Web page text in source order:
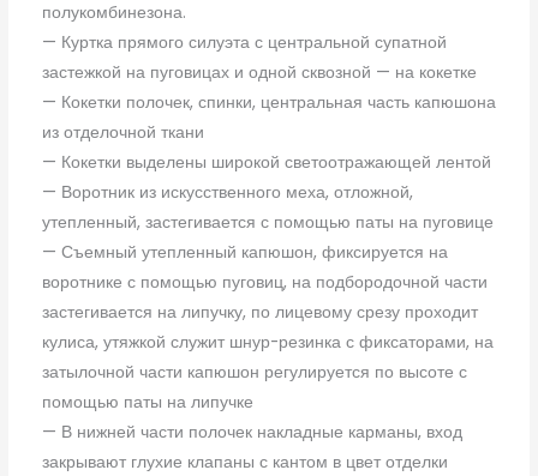
полукомбинезона.
— Куртка прямого силуэта с центральной супатной
застежкой на пуговицах и одной сквозной — на кокетке
— Кокетки полочек, спинки, центральная часть капюшона
из отделочной ткани
— Кокетки выделены широкой светоотражающей лентой
— Воротник из искусственного меха, отложной,
утепленный, застегивается с помощью паты на пуговице
— Съемный утепленный капюшон, фиксируется на
воротнике с помощью пуговиц, на подбородочной части
застегивается на липучку, по лицевому срезу проходит
кулиса, утяжкой служит шнур-резинка с фиксаторами, на
затылочной части капюшон регулируется по высоте с
помощью паты на липучке
— В нижней части полочек накладные карманы, вход
закрывают глухие клапаны с кантом в цвет отделки